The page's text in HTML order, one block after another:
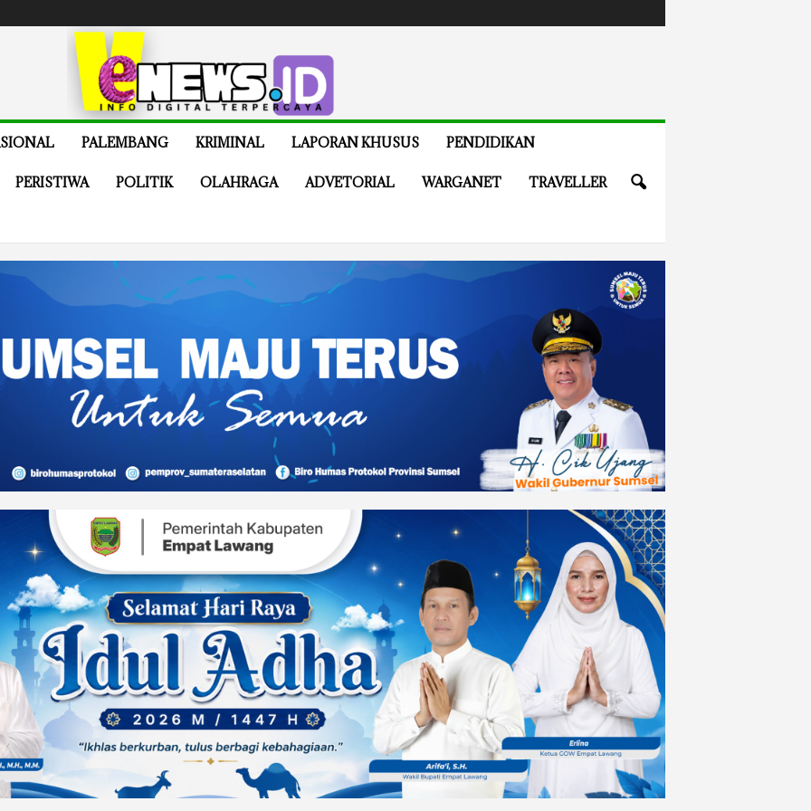
PALEMBANG KRIMINAL LAPORAN KHUSUS PENDIDIKAN
PERISTIWA POLITIK OLAHRAGA ADVETORIAL WARGANET TRAVELLER